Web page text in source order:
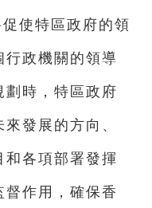
使特區政府的領
行政機關的領導
劃時，特區政府
發展的方向、
和各項部署發揮
作用，確保香